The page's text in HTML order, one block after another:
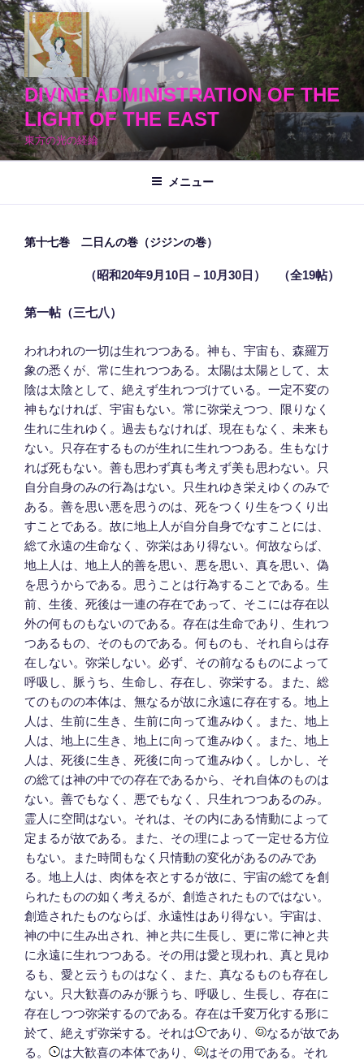
コ
ン
テ
ン
ツ
へ
ス
キ
ッ
DIVINE ADMINISTRATION OF THE
LIGHT OF THE EAST
東方の光の経綸
メニュー
第十七巻 二日んの巻（ジジンの巻）
（昭和20年9月10日 – 10月30日） （全19帖）
第一帖（三七八）
われわれの一切は生れつつある。神も、宇宙も、森羅万
象の悉くが、常に生れつつある。太陽は太陽として、太
陰は太陰として、絶えず生れつづけている。一定不変の
神もなければ、宇宙もない。常に弥栄えつつ、限りなく
生れに生れゆく。過去もなければ、現在もなく、未来も
ない。只存在するものが生れに生れつつある。生もなけ
れば死もない。善も思わず真も考えず美も思わない。只
自分自身のみの行為はない。只生れゆき栄えゆくのみで
ある。善を思い悪を思うのは、死をつくり生をつくり出
すことである。故に地上人が自分自身でなすことには、
総て永遠の生命なく、弥栄はあり得ない。何故ならば、
地上人は、地上人的善を思い、悪を思い、真を思い、偽
を思うからである。思うことは行為することである。生
前、生後、死後は一連の存在であって、そこには存在以
外の何ものもないのである。存在は生命であり、生れつ
つあるもの、そのものである。何ものも、それ自らは存
在しない。弥栄しない。必ず、その前なるものによって
呼吸し、脈うち、生命し、存在し、弥栄する。また、総
てのものの本体は、無なるが故に永遠に存在する。地上
人は、生前に生き、生前に向って進みゆく。また、地上
人は、地上に生き、地上に向って進みゆく。また、地上
人は、死後に生き、死後に向って進みゆく。しかし、そ
の総ては神の中での存在であるから、それ自体のものは
ない。善でもなく、悪でもなく、只生れつつあるのみ。
霊人に空間はない。それは、その内にある情動によって
定まるが故である。また、その理によって一定せる方位
もない。また時間もなく只情動の変化があるのみであ
る。地上人は、肉体を衣とするが故に、宇宙の総てを創
られたものの如く考えるが、創造されたものではない。
創造されたものならば、永遠性はあり得ない。宇宙は、
神の中に生み出され、神と共に生長し、更に常に神と共
に永遠に生れつつある。その用は愛と現われ、真と見ゆ
るも、愛と云うものはなく、また、真なるものも存在し
ない。只大歓喜のみが脈うち、呼吸し、生長し、存在に
存在しつつ弥栄するのである。存在は千変万化する形に
於て、絶えず弥栄する。それは
であり、
なるが故であ
る。
は大歓喜の本体であり、
はその用である。それ